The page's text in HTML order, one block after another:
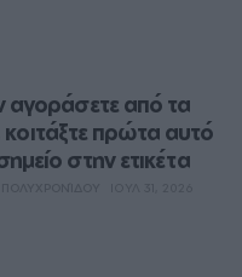
αγοράσετε από τα
κοιτάξτε πρώτα αυτό
στην ετικέτα